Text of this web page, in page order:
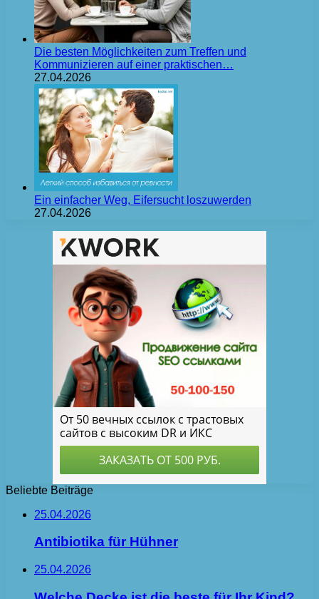
Die besten Möglichkeiten zum Treffen und
Kommunizieren auf einer praktischen…
27.04.2026
Ein einfacher Weg, Eifersucht loszuwerden
27.04.2026
Beliebte Beiträge
25.04.2026
Antibiotika für Hühner
25.04.2026